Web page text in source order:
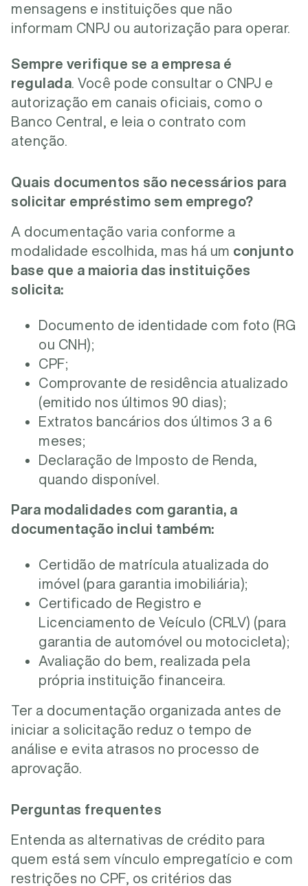
mensagens e instituições que não
informam CNPJ ou autorização para operar.
Sempre verifique se a empresa é
regulada . Você pode consultar o CNPJ e
autorização em canais oficiais, como o
Banco Central, e leia o contrato com
atenção.
Quais documentos são necessários para
solicitar empréstimo sem emprego?
A documentação varia conforme a
modalidade escolhida, mas há um conjunto
base que a maioria das instituições
solicita:
Documento de identidade com foto (RG
ou CNH);
CPF;
Comprovante de residência atualizado
(emitido nos últimos 90 dias);
Extratos bancários dos últimos 3 a 6
meses;
Declaração de Imposto de Renda,
quando disponível.
Para modalidades com garantia, a
documentação inclui também:
Certidão de matrícula atualizada do
imóvel (para garantia imobiliária);
Certificado de Registro e
Licenciamento de Veículo (CRLV) (para
garantia de automóvel ou motocicleta);
Avaliação do bem, realizada pela
própria instituição financeira.
Ter a documentação organizada antes de
iniciar a solicitação reduz o tempo de
análise e evita atrasos no processo de
aprovação.
Perguntas frequentes
Entenda as alternativas de crédito para
quem está sem vínculo empregatício e com
restrições no CPF, os critérios das